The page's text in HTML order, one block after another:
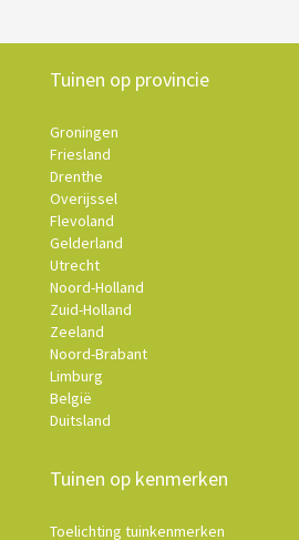
Tuinen op provincie
Groningen
Friesland
Drenthe
Overijssel
Flevoland
Gelderland
Utrecht
Noord-Holland
Zuid-Holland
Zeeland
Noord-Brabant
Limburg
België
Duitsland
Tuinen op kenmerken
Toelichting tuinkenmerken